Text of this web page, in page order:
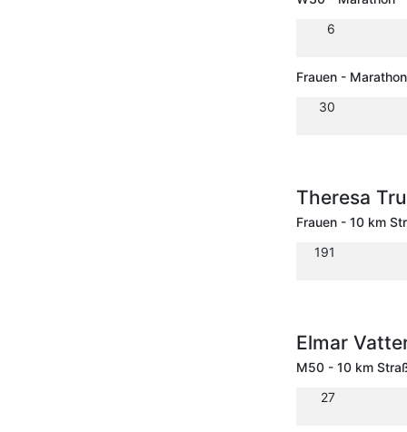
6
Frauen - Marathon
30
Theresa
Frauen - 10 km
191
Elmar
M50 - 10 km
27